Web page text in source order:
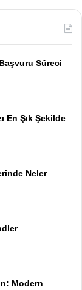
Başvuru Süreci
En Şık Şekilde
Neler
Modern